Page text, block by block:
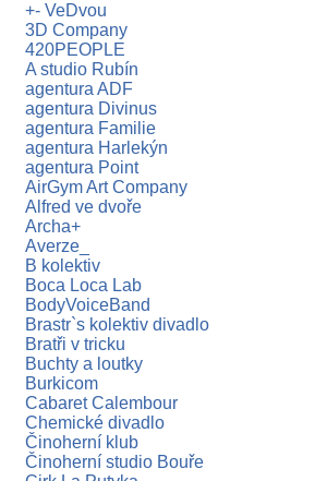
+- VeDvou
3D Company
420PEOPLE
A studio Rubín
agentura ADF
agentura Divinus
agentura Familie
agentura Harlekýn
agentura Point
AirGym Art Company
Alfred ve dvoře
Archa+
Averze_
B kolektiv
Boca Loca Lab
BodyVoiceBand
Brastr`s kolektiv divadlo
Bratři v tricku
Buchty a loutky
Burkicom
Cabaret Calembour
Chemické divadlo
Činoherní klub
Činoherní studio Bouře